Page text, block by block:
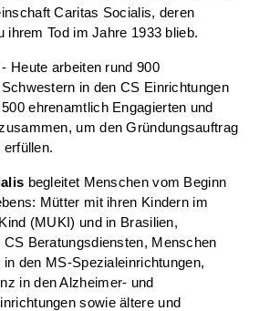
Caritas Socialis, deren
ihrem Tod im Jahre 1933 blieb.
- Heute arbeiten rund 900
in den CS Einrichtungen
ehrenamtlich Engagierten und
um den Gründungsauftrag
begleitet Menschen vom Beginn
Mütter mit ihren Kindern im
(MUKI) und in Brasilien,
Beratungsdiensten, Menschen
den MS-Spezialeinrichtungen,
in den Alzheimer- und
sowie ältere und